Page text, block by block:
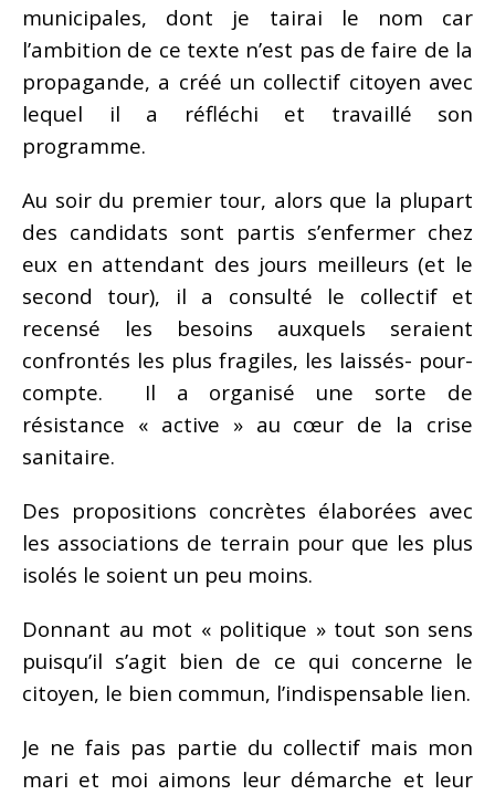
municipales, dont je tairai le nom car
l’ambition de ce texte n’est pas de faire de la
propagande, a créé un collectif citoyen avec
lequel il a réfléchi et travaillé son
programme.
Au soir du premier tour, alors que la plupart
des candidats sont partis s’enfermer chez
eux en attendant des jours meilleurs (et le
second tour), il a consulté le collectif et
recensé les besoins auxquels seraient
confrontés les plus fragiles, les laissés- pour-
compte. Il a organisé une sorte de
résistance « active » au cœur de la crise
sanitaire.
Des propositions concrètes élaborées avec
les associations de terrain pour que les plus
isolés le soient un peu moins.
Donnant au mot « politique » tout son sens
puisqu’il s’agit bien de ce qui concerne le
citoyen, le bien commun, l’indispensable lien.
Je ne fais pas partie du collectif mais mon
mari et moi aimons leur démarche et leur